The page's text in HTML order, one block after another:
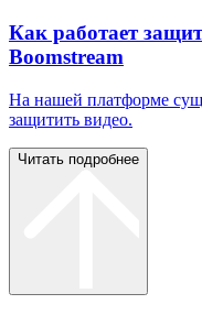
Как работает
Boomstream
На нашей платформе
защитить видео.
Читать подробнее